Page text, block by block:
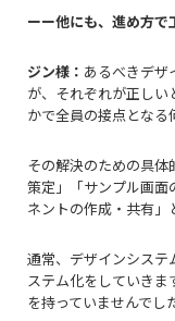
ーー他にも、進め方で
ジン様： あるべきデザ
が、それぞれが正し
かで全員の接点となる
その解決のための具体
策定」「サンプル画面
ネントの作成・共有」
通常、デザインシステ
ステム化をしていき
を持っていませんでし